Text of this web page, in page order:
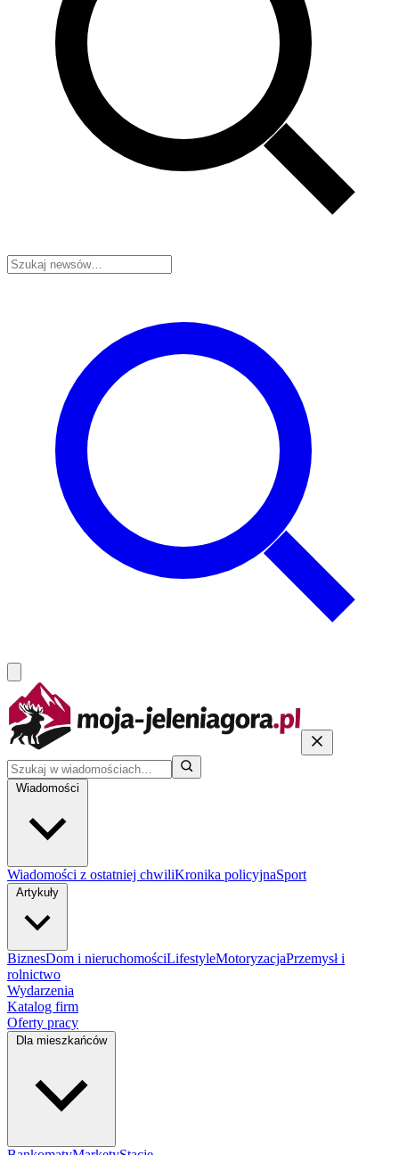
Wiadomości
Wiadomości z ostatniej chwiliKronika policyjnaSport
Artykuły
BiznesDom i nieruchomościLifestyleMotoryzacjaPrzemysł i
rolnictwo
Wydarzenia
Katalog firm
Oferty pracy
Dla mieszkańców